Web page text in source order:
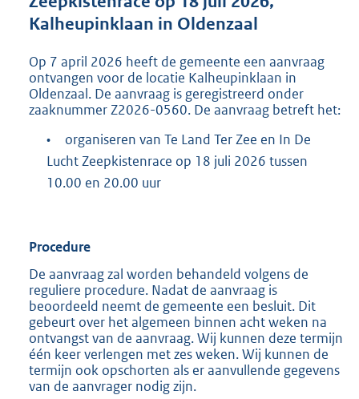
t
2
0
1
b
Kalheupinklaan in Oldenzaal
Op 7 april 2026 heeft de gemeente een aanvraag
ontvangen voor de locatie Kalheupinklaan in
Oldenzaal. De aanvraag is geregistreerd onder
zaaknummer Z2026-0560. De aanvraag betreft het:
•
organiseren van Te Land Ter Zee en In De
Lucht Zeepkistenrace op 18 juli 2026 tussen
10.00 en 20.00 uur
Procedure
De aanvraag zal worden behandeld volgens de
reguliere procedure. Nadat de aanvraag is
beoordeeld neemt de gemeente een besluit. Dit
gebeurt over het algemeen binnen acht weken na
ontvangst van de aanvraag. Wij kunnen deze termijn
één keer verlengen met zes weken. Wij kunnen de
termijn ook opschorten als er aanvullende gegevens
van de aanvrager nodig zijn.